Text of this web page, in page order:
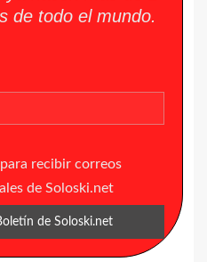
de todo el mundo.
recibir correos
de Soloski.net